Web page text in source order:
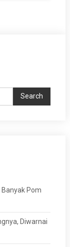
Search
Banyak Pom
Diwarnai